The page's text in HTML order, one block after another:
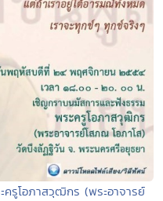
รูโอภาสวุฒิกร (พระอาจารย์